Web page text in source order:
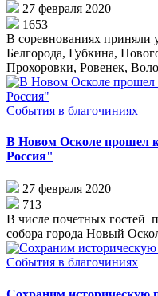
27 февраля 2020
1653
В соревнованиях приняли
Белгорода, Губкина,
Прохоровки, Ровенек,
События в благочиниях
В Новом Осколе прошел
Россия"
27 февраля 2020
713
В числе почетных гостей
собора города Новый
События в благочиниях